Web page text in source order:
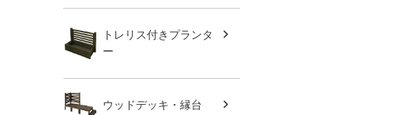
トレリス付きプランタ
ー
ウッドデッキ・縁台